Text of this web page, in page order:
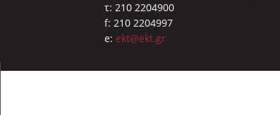
τ: 210 2204900
f: 210 2204997
e: ekt@ekt.gr